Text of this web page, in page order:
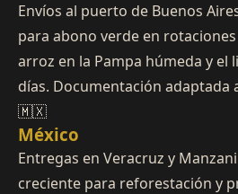
Envíos al puerto de Buenos
para abono verde en
arroz en la Pampa húmeda y el
días. Documentación adaptada a
🇲🇽
México
Entregas en Veracruz y
creciente para reforestación y